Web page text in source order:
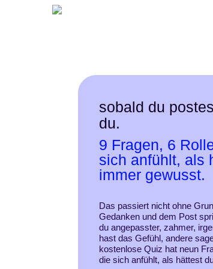
sobald du
du.
9 Fragen, 6
sich anfühlt, als
immer gewusst.
Das passiert nicht ohne
Gedanken und dem Post
du angepasster, zahmer,
hast das Gefühl, andere
kostenlose Quiz hat neun
die sich anfühlt, als hättest